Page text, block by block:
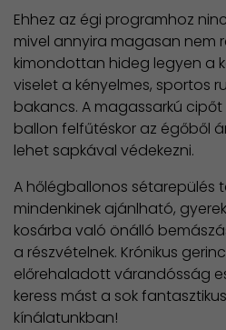
Ehhez az égi programhoz
mivel annyira magasan nem
kimondottan hideg legyen a
viselet a kényelmes, sportos
bakancs. A magassarkú cipőt
ballon felfűtéskor az égőből
lehet sapkával védekezni.
A hőlégballonos sétarepülés
mindenkinek ajánlható,
kosárba való önálló
a részvételnek. Krónikus
előrehaladott várandósság
keress mást a sok
kínálatunkban!